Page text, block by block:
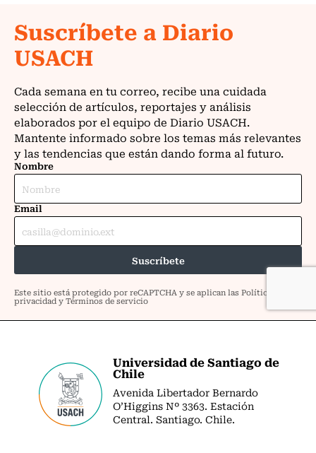
Universidad de Santiago de
Chile
Avenida Libertador Bernardo
O’Higgins Nº 3363. Estación
Central. Santiago. Chile.